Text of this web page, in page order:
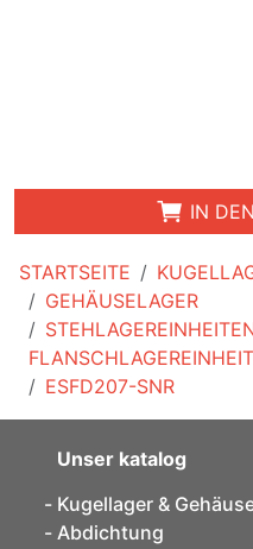
STARTSEITE
GEHÄUSELAGER
ESFD207-SNR
IN
Unser katalog
Kugellager &
Abdichtung